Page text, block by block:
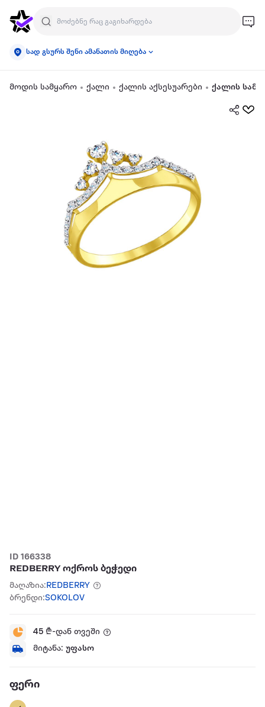
სად გსურს შენი ამანათის მიღება
მოდის სამყარო ქალი ქალის აქსესუარები ქალის
ID 166338
REDBERRY ოქროს ბეჭედი
მაღაზია: REDBERRY
ბრენდი:SOKOLOV
45 ₾-დან თვეში
მიტანა: უფასო
ფერი